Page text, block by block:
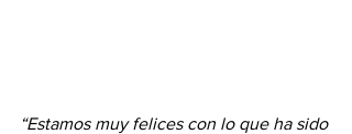
“Estamos muy felices con lo que ha sido